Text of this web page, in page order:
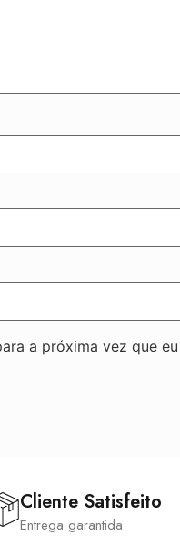
a próxima vez que
Cliente Satisfeito
Entrega garantida